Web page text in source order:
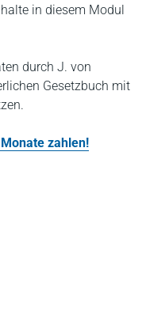
in diesem Modul
durch J. von
Gesetzbuch mit
zahlen!